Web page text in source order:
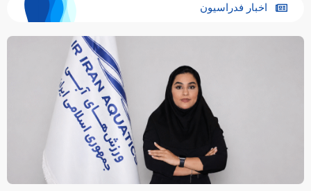
اخبار فدراسیون